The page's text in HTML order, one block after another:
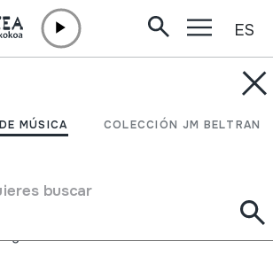
MÚSICA COLECCIÓN JM BELTRAN
buscar
ES
Armonioms OTAÑO y Cia. Vitoria.
->Libre